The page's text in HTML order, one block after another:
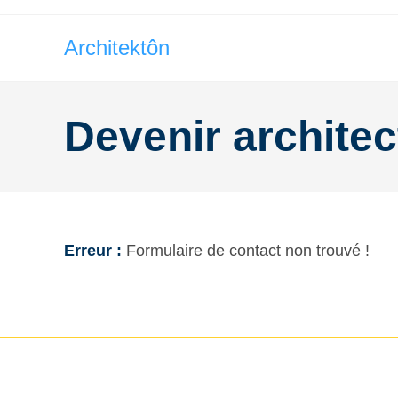
Architektôn
Devenir
Erreur : Formulaire de contact non trouvé !